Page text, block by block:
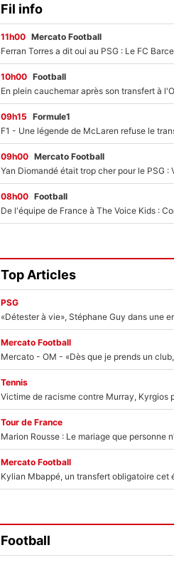
Fil info
11h00 Mercato Football
10h00 Football
09h15 Formule1
09h00 Mercato Football
08h00 Football
Top Articles
PSG
Mercato Football
Tennis
Tour de France
Marion Rousse : Le mariage que personne
Mercato Football
Kylian Mbappé, un transfert obligatoire cet
Football